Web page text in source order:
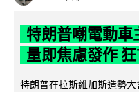
特朗普嘲電動車
量即焦慮發作
特朗普在拉斯維加斯造勢